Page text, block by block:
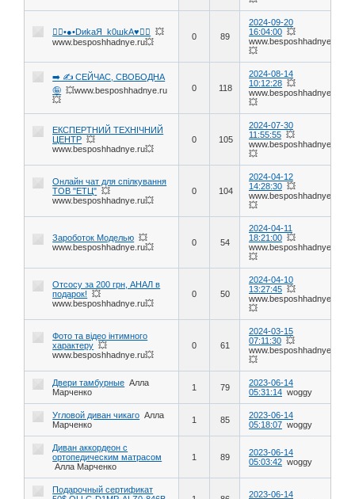
❤️‍🔥•●•DиkаЯ_k0шkА♥️❤️‍🔥
💥
www.besposhhadnye.ru💥
0 89
2024-09-20
16:04:00 💥
www.besposhhadnye.ru
💥
➡️ ✍️ СЕЙЧАС, СВОБОДНА
🤪 💥www.besposhhadnye.ru
💥
0 118
2024-08-14
10:12:28 💥
www.besposhhadnye.ru
💥
ЕКСПЕРТНИЙ ТЕХНІЧНИЙ
ЦЕНТР 💥
www.besposhhadnye.ru💥
0 105
2024-07-30
11:55:55 💥
www.besposhhadnye.ru
💥
Онлайн чат для спілкування
ТОВ "ЕТЦ" 💥
www.besposhhadnye.ru💥
0 104
2024-04-12
14:28:30 💥
www.besposhhadnye.ru
💥
Зароботок Моделью 💥
www.besposhhadnye.ru💥
0 54
2024-04-11
18:21:00 💥
www.besposhhadnye.ru
💥
Отсосу за 200 грн, АНАЛ в
подарок!
💥
www.besposhhadnye.ru💥
0 50
2024-04-10
13:27:45 💥
www.besposhhadnye.ru
💥
Фото та відео інтимного
характеру 💥
www.besposhhadnye.ru💥
0 61
2024-03-15
07:11:30 💥
www.besposhhadnye.ru
💥
Двери тамбурные Алла
Марченко
1 79
2023-06-14
05:31:14 woggy
Угловой диван чикаго Алла
Марченко
1 85
2023-06-14
05:18:07 woggy
Диван аккордеон с
ортопедическим матрасом
Алла Марченко
1 89
2023-06-14
05:03:42 woggy
Подарочный cертификат
2023-06-14